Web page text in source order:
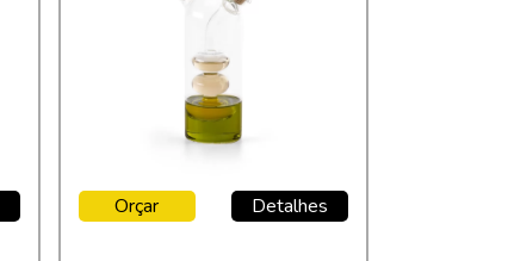
Orçar Detalhes